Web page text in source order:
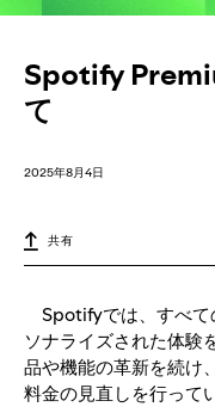
Spotify
て
2025年8月4日
共有
Spotifyでは、すべて
ソナライズされた体験
品や機能の革新を続け
料金の見直しを行って